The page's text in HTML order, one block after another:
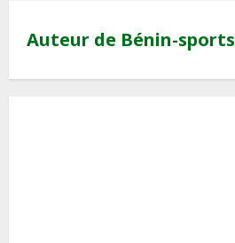
Auteur de Bénin-sports